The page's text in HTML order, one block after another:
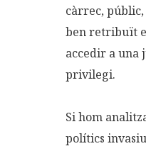
càrrec,
ben retribuït
accedir a una
privilegi.
Si hom
polítics